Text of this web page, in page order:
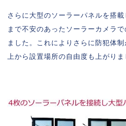
さらに大型のソーラーパネルを搭
まで不安のあったソーラーカメラ
ました。これによりさらに防犯体
上から設置場所の自由度も上がりま